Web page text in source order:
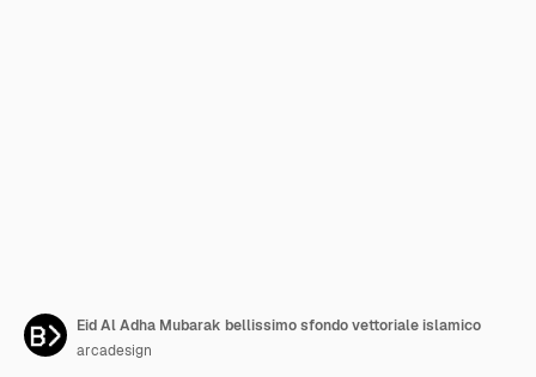
Eid Al Adha Mubarak bellissimo sfondo vettoriale islamico
arcadesign